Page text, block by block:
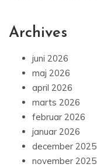
Archives
juni 2026
maj 2026
april 2026
marts 2026
februar 2026
januar 2026
december 2025
november 2025